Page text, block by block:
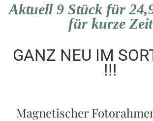
Aktuell 9 Stück für
für kurze Zeit
GANZ NEU IM
!!!
Magnetischer